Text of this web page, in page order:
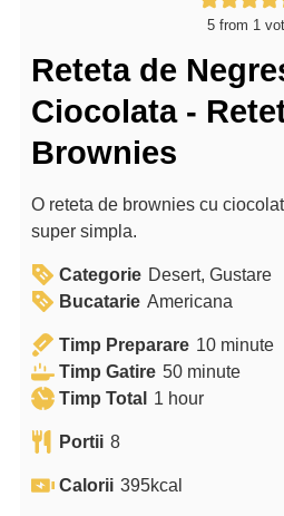
5from 1
Reteta de
Ciocolata -
Brownies
O reteta de brownies cu
super simpla.
Categorie Desert, Gustare
Bucatarie Americana
Timp Preparare 10m
i
minute
Timp Gatire 50m
i
minute
Timp Total 1 hhour
Portii 8
Calorii 395kcal